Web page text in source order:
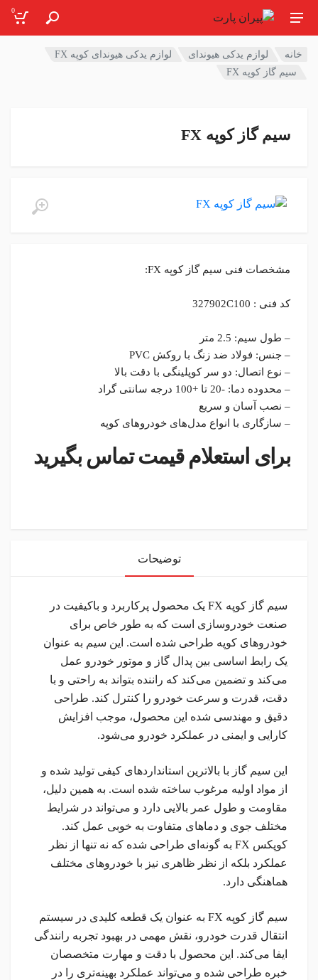
0
خانه لوازم یدکی هیوندای
لوازم یدکی هیوندای کوپه FX
سیم گاز کوپه FX
سیم گاز کوپه FX
مشخصات فنی سیم گاز کوپه FX:
کد فنی : 327902C100
– طول سیم: 2.5 متر
– جنس: فولاد ضد زنگ با روکش PVC
– نوع اتصال: دو سر کوپلینگی با دقت بالا
– محدوده دما: -20 تا +100 درجه سانتی گراد
– نصب آسان و سریع
– سازگاری با انواع مدل‌های خودروهای کوپه
برای استعلام قیمت تماس بگیرید
توضیحات
سیم گاز کوپه FX یک محصول پرکاربرد و باکیفیت در
صنعت خودروسازی است که به طور خاص برای
خودروهای کوپه طراحی شده است. این سیم به عنوان
یک رابط اساسی بین پدال گاز و موتور خودرو عمل
می‌کند و تضمین می‌کند که راننده بتواند به راحتی و با
دقت، قدرت و سرعت خودرو را کنترل کند. طراحی
دقیق و مهندسی شده این محصول، موجب افزایش
کارایی و ایمنی در عملکرد خودرو می‌شود.
این سیم گاز با بالاترین استانداردهای کیفی تولید شده و
از مواد اولیه مرغوب ساخته شده است. به همین دلیل،
مقاومت و طول عمر بالایی دارد و می‌تواند در شرایط
مختلف جوی و دماهای متفاوت به خوبی عمل کند.
کوپکس FX به گونه‌ای طراحی شده که نه تنها از نظر
عملکرد بلکه از نظر ظاهری نیز با خودروهای مختلف
هماهنگی دارد.
سیم گاز کوپه FX به عنوان یک قطعه کلیدی در سیستم
انتقال قدرت خودرو، نقش مهمی در بهبود تجربه رانندگی
ایفا می‌کند. این محصول با دقت و مهارت متخصصان
خبره طراحی شده و می‌تواند عملکرد بهینه‌تری را در